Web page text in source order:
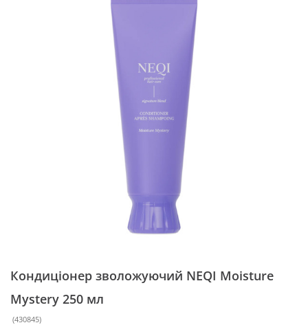
Кондиціонер зволожуючий NEQI Moisture
Mystery 250 мл
(430845)